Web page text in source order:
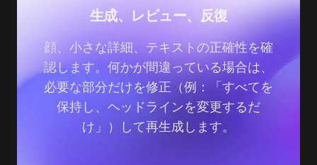
生成、レビュー、反復
顔、小さな詳細、テキストの正確性を確
認します。何かが間違っている場合は、
必要な部分だけを修正（例：「すべてを
保持し、ヘッドラインを変更するだ
け」）して再生成します。